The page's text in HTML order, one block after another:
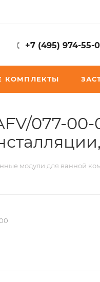
+7 (495) 974-55-
КОМПЛЕКТЫ
077-
модули для ванной